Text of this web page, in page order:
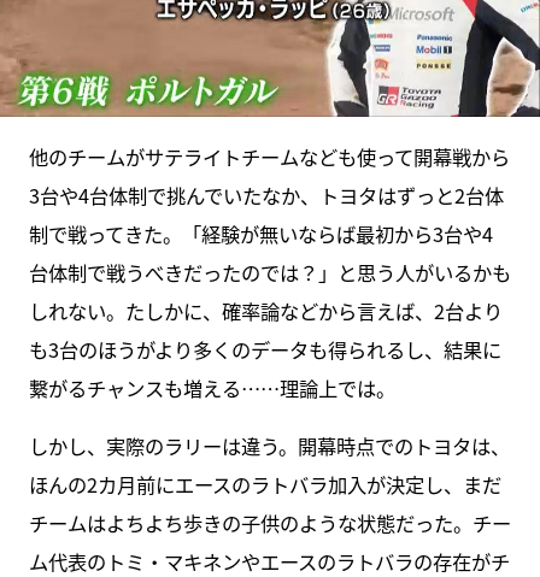
他のチームがサテライトチームなども使って開幕戦から
3台や4台体制で挑んでいたなか、トヨタはずっと2台体
制で戦ってきた。「経験が無いならば最初から3台や4
台体制で戦うべきだったのでは？」と思う人がいるかも
しれない。たしかに、確率論などから言えば、2台より
も3台のほうがより多くのデータも得られるし、結果に
繋がるチャンスも増える……理論上では。
しかし、実際のラリーは違う。開幕時点でのトヨタは、
ほんの2カ月前にエースのラトバラ加入が決定し、まだ
チームはよちよち歩きの子供のような状態だった。チー
ム代表のトミ・マキネンやエースのラトバラの存在がチ